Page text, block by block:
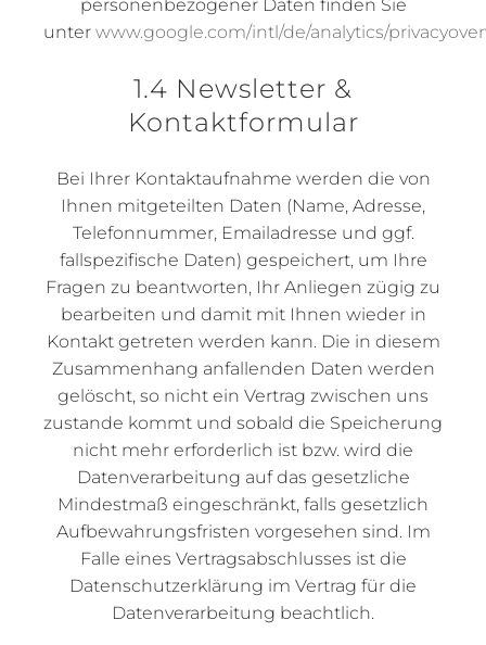
personenbezogener Daten finden Sie
unter www.google.com/intl/de/analytics/
1.4 Newsletter &
Kontaktformular
Bei Ihrer Kontaktaufnahme werden die von
Ihnen mitgeteilten Daten (Name, Adresse,
Telefonnummer, Emailadresse und ggf.
fallspezifische Daten) gespeichert, um Ihre
Fragen zu beantworten, Ihr Anliegen zügig zu
bearbeiten und damit mit Ihnen wieder in
Kontakt getreten werden kann. Die in diesem
Zusammenhang anfallenden Daten werden
gelöscht, so nicht ein Vertrag zwischen uns
zustande kommt und sobald die Speicherung
nicht mehr erforderlich ist bzw. wird die
Datenverarbeitung auf das gesetzliche
Mindestmaß eingeschränkt, falls gesetzlich
Aufbewahrungsfristen vorgesehen sind. Im
Falle eines Vertragsabschlusses ist die
Datenschutzerklärung im Vertrag für die
Datenverarbeitung beachtlich.